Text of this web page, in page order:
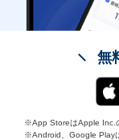
無
※App StoreはApple Inc.
※Android、Google Play